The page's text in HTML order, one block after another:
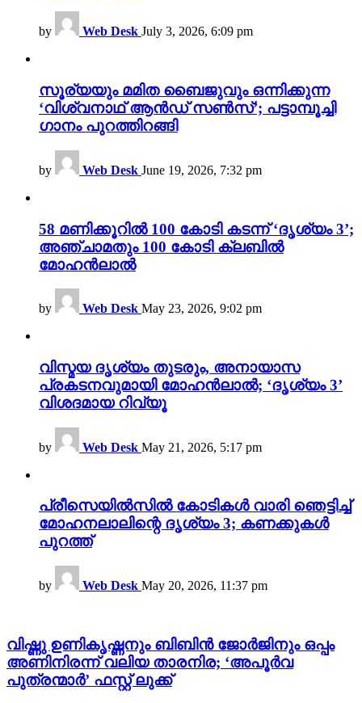
by Web Desk July 3, 2026, 6:09 pm
സൂര്യയും മമിത ബൈജുവും ഒന്നിക്കുന്ന
‘വിശ്വനാഥ് ആൻഡ് സൺസ്’; പട്ടാമ്പൂച്ചി
ഗാനം പുറത്തിറങ്ങി
by Web Desk June 19, 2026, 7:32 pm
58 മണിക്കൂറിൽ 100 കോടി കടന്ന് ‘ദൃശ്യം 3’;
അഞ്ചാമതും 100 കോടി ക്ലബിൽ
മോഹൻലാൽ
by Web Desk May 23, 2026, 9:02 pm
വിസ്മയ ദൃശ്യം തുടരും, അനായാസ
പ്രകടനവുമായി മോഹൻലാൽ; ‘ദൃശ്യം 3’
വിശദമായ റിവ്യൂ
by Web Desk May 21, 2026, 5:17 pm
പ്രീസെയിൽസിൽ കോടികൾ വാരി ഞെട്ടിച്ച്
മോഹനലാലിന്റെ ദൃശ്യം 3; കണക്കുകൾ
പുറത്ത്
by Web Desk May 20, 2026, 11:37 pm
വിഷ്ണു ഉണികൃഷ്ണനും ബിബിൻ ജോർജിനും ഒപ്പം
അണിനിരന്ന് വലിയ താരനിര; ‘അപൂർവ
പുത്രന്മാർ’ ഫസ്റ്റ് ലുക്ക്